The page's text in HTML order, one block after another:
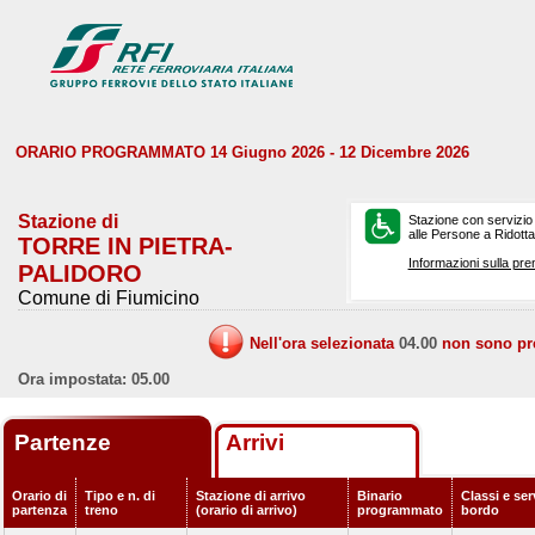
ORARIO PROGRAMMATO 14 Giugno 2026 - 12 Dicembre 2026
Stazione di
TORRE IN PIETRA-
PALIDORO
Comune di Fiumicino
Stazione con
alle Persone a
Informazioni sulla
Nell'ora selezionata 04.00 non sono
Ora impostata: 05.00
Partenze Arrivi
Orario di
partenza
Tipo e n. di
treno
Stazione di arrivo
(orario di arrivo)
Binario
programmato
Classi e
bordo